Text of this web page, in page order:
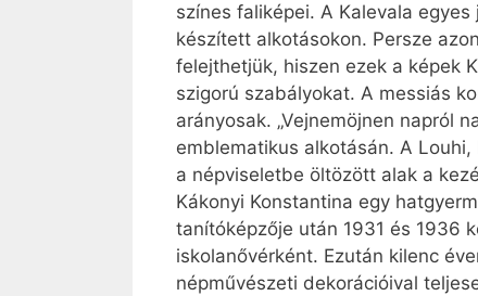
színes faliképei. A Kalevala
készített alkotásokon. Persze
felejthetjük, hiszen ezek a képek
szigorú szabályokat. A messiás
arányosak. „Vejnemöjnen napról
emblematikus alkotásán. A
a népviseletbe öltözött alak a
Kákonyi Konstantina egy
tanítóképzője után 1931 és 1936
iskolanővérként. Ezután kilenc
népművészeti dekorációival